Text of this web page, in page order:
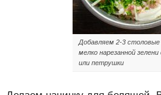
Добавляем 2-3 столовые
мелко нарезанной зелени
или петрушки